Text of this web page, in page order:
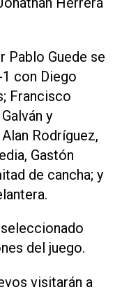
Pablo Guede se
con Diego
Francisco
y
Rodríguez,
Gastón
de cancha; y
del juego.
visitarán a